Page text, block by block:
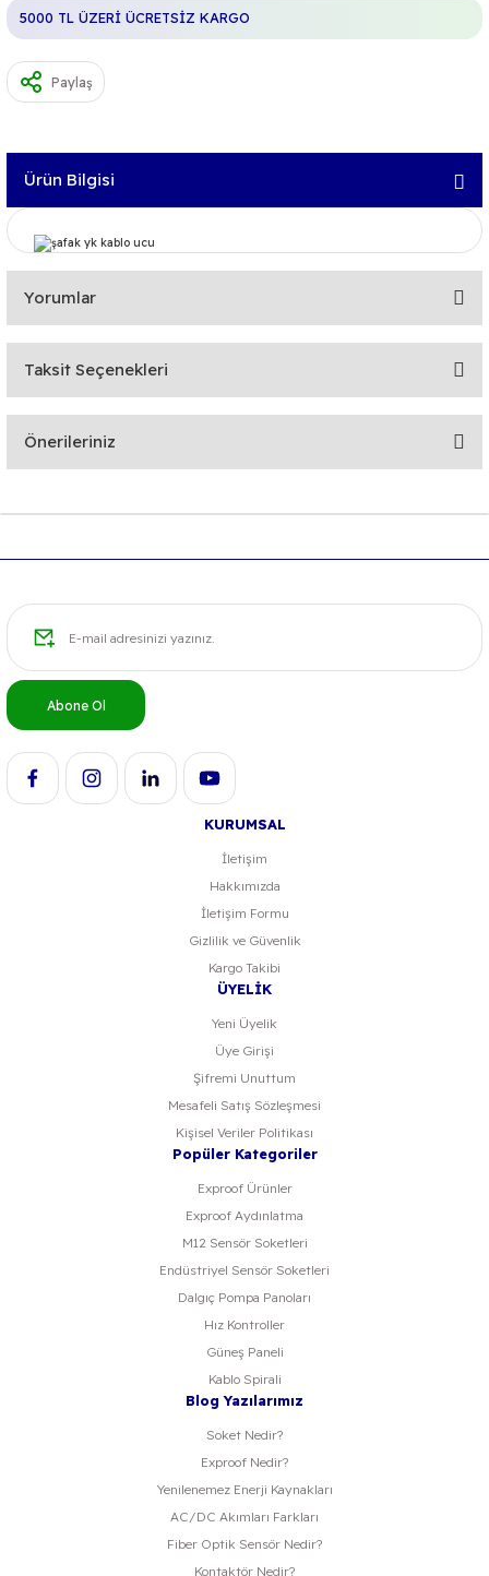
5000 TL ÜZERİ ÜCRETSİZ KARGO
Paylaş
Ürün Bilgisi
Yorumlar
Bu ürüne ilk yorumu siz yapın!
Taksit Seçenekleri
Önerileriniz
Ürün bilgilerinde hatalar bulunuyor.
Ürün fiyatı diğer sitelerden daha pahalı.
Gönder
Abone Ol
KURUMSAL
İletişim
Hakkımızda
İletişim Formu
Gizlilik ve Güvenlik
Kargo Takibi
ÜYELİK
Yeni Üyelik
Üye Girişi
Şifremi Unuttum
Mesafeli Satış Sözleşmesi
Kişisel Veriler Politikası
Popüler Kategoriler
Exproof Ürünler
Exproof Aydınlatma
M12 Sensör Soketleri
Endüstriyel Sensör Soketleri
Dalgıç Pompa Panoları
Hız Kontroller
Güneş Paneli
Kablo Spirali
Blog Yazılarımız
Soket Nedir?
Exproof Nedir?
Yenilenemez Enerji Kaynakları
AC/DC Akımları Farkları
Fiber Optik Sensör Nedir?
Kontaktör Nedir?